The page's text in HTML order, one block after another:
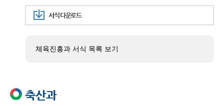
서식 다운로드
체육진흥과 서식 목록 보기
축산과